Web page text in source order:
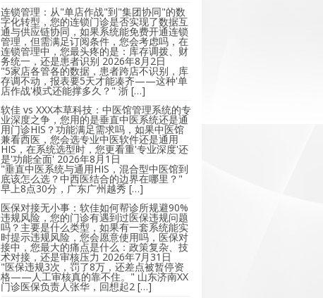
连锁管理：从"单店作战"到"集团协同"的数
字化转型，您的连锁门诊是否实现了数据互
通与供应链协同，如果系统能免费开通连锁
管理，但需满足订阅条件，您会考虑吗，在
连锁管理中，您最头疼的是：库存调拨、财
务统一，还是患者识别 2026年8月2日
"5家店各管各的数据，患者跨店不识别，库
存调不动，报表要5天才能凑齐——这种'单
店作战'模式还能撑多久？" 浙 […]
软佳 vs XXX本草科技：中医馆管理系统的专
业深度之争，您用的是垂直中医系统还是通
用门诊HIS？功能满足需求吗，如果中医馆
兼看西医，您会选专业中医软件还是通用
HIS，在系统选型时，您更看重'专业深度'还
是'功能全面' 2026年8月1日
"垂直中医系统与通用HIS，混合型中医馆到
底该怎么选？中西医结合的边界在哪里？"
早上8点30分，广东广州越秀 […]
医保对接无小事：软佳如何帮诊所规避90%
违规风险，您的门诊有遇到过医保违规问题
吗？主要是什么类型，如果有一套系统能实
时提示违规风险，您会愿意使用吗，医保对
接中，您最大的痛点是什么：政策复杂、技
术对接，还是审核压力 2026年7月31日
"医保违规3次，罚了8万，还差点被暂停资
格——人工审核真的靠不住。" 山东济南XX
门诊医保负责人张华，回想起2 […]